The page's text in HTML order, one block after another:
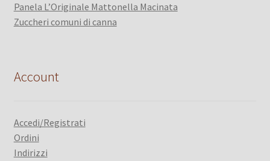
Panela L’Originale Mattonella Macinata
Zuccheri comuni di canna
Account
Accedi/Registrati
Ordini
Indirizzi